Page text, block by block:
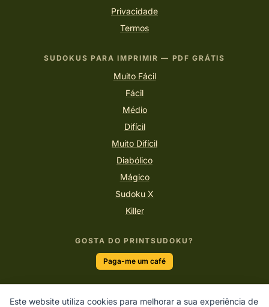
Este website utiliza cookies para melhorar a sua experiência de
Privacidade
Termos
SUDOKUS PARA IMPRIMIR — PDF GRÁTIS
Muito Fácil
Fácil
Médio
Difícil
Muito Difícil
Diabólico
Mágico
Sudoku X
Killer
GOSTA DO PRINTSUDOKU?
Paga-me um café